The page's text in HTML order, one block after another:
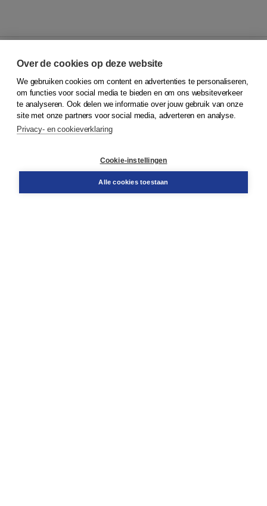
© 2026Koninklijke Boom uitgevers
Klantenservice
Service & informatie
Contact
Over de cookies op deze website
We gebruiken cookies om content en advertenties te personaliseren,
om functies voor social media te bieden en om ons websiteverkeer
te analyseren. Ook delen we informatie over jouw gebruik van onze
site met onze partners voor social media, adverteren en analyse.
Privacy- en cookieverklaring
Cookie-instellingen
Alle cookies toestaan